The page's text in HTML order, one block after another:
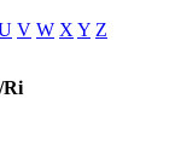
V W X Y Z
Ri